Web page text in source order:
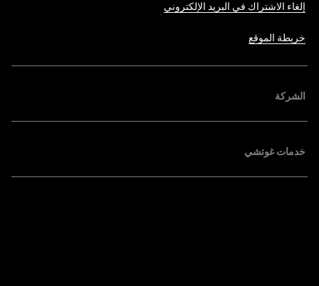
إلغاء الاشتراك في البريد الإلكتروني
خريطة الموقع
الشركة
خدمات غوتشي